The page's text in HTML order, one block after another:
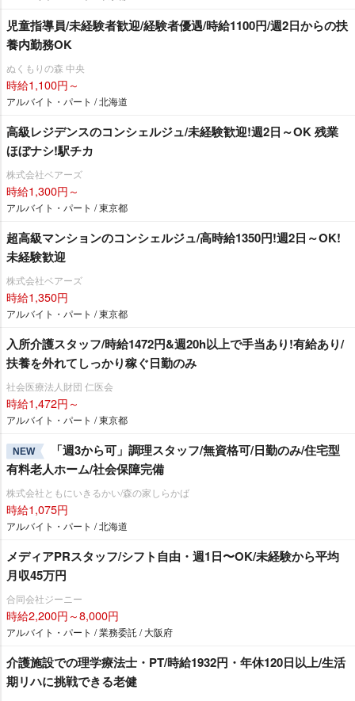
児童指導員/未経験者歓迎/経験者優遇/時給1100円/週2日からの扶
養内勤務OK
ぬくもりの森 中央
時給1,100円～
アルバイト・パート / 北海道
高級レジデンスのコンシェルジュ/未経験歓迎!週2日～OK 残業
ほぼナシ!駅チカ
株式会社ベアーズ
時給1,300円～
アルバイト・パート / 東京都
超高級マンションのコンシェルジュ/高時給1350円!週2日～OK!
未経験歓迎
株式会社ベアーズ
時給1,350円
アルバイト・パート / 東京都
入所介護スタッフ/時給1472円&週20h以上で手当あり!有給あり/
扶養を外れてしっかり稼ぐ日勤のみ
社会医療法人財団 仁医会
時給1,472円～
アルバイト・パート / 東京都
NEW
「週3から可」調理スタッフ/無資格可/日勤のみ/住宅型
有料老人ホーム/社会保障完備
株式会社ともにいきるかい/森の家しらかば
時給1,075円
アルバイト・パート / 北海道
メディアPRスタッフ/シフト自由・週1日〜OK/未経験から平均
月収45万円
合同会社ジーニー
時給2,200円～8,000円
アルバイト・パート / 業務委託 / 大阪府
介護施設での理学療法士・PT/時給1932円・年休120日以上/生活
期リハに挑戦できる老健